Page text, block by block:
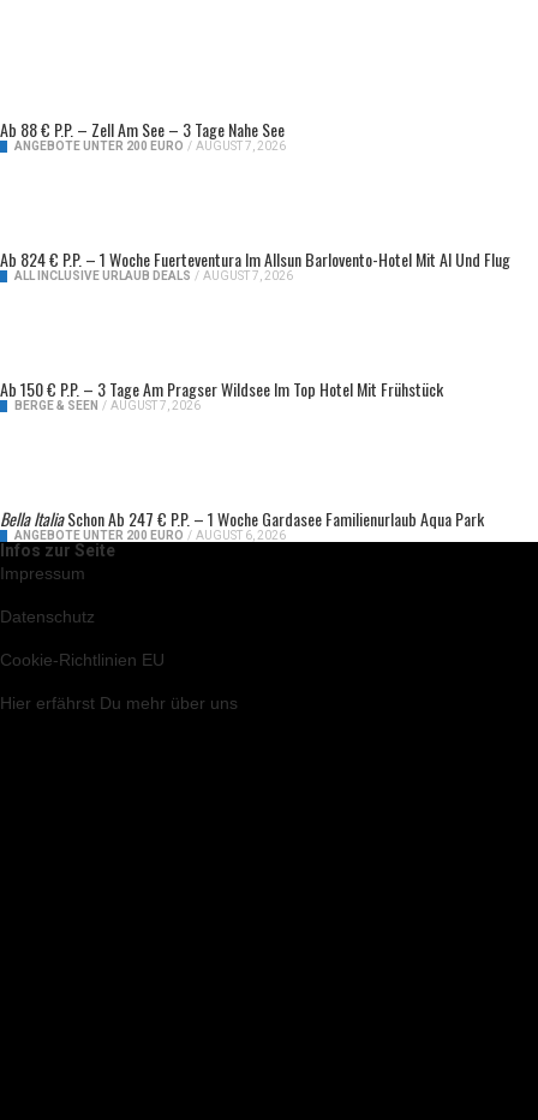
Ab 88 € P.P. – Zell Am See – 3 Tage Nahe See
ANGEBOTE UNTER 200 EURO / AUGUST 7, 2026
Ab 824 € P.P. – 1 Woche Fuerteventura Im Allsun Barlovento-Hotel Mit AI Und Flug
ALL INCLUSIVE URLAUB DEALS / AUGUST 7, 2026
Ab 150 € P.P. – 3 Tage Am Pragser Wildsee Im Top Hotel Mit Frühstück
BERGE & SEEN / AUGUST 7, 2026
Bella ItaliaSchon Ab 247 € P.P. – 1 Woche Gardasee Familienurlaub Aqua Park
ANGEBOTE UNTER 200 EURO / AUGUST 6, 2026
Infos zur Seite
Impressum
Datenschutz
Cookie-Richtlinien EU
Hier erfährst Du mehr über uns